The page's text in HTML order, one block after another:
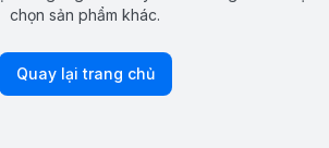
chọn sản phẩm khác.
Quay lại trang chủ